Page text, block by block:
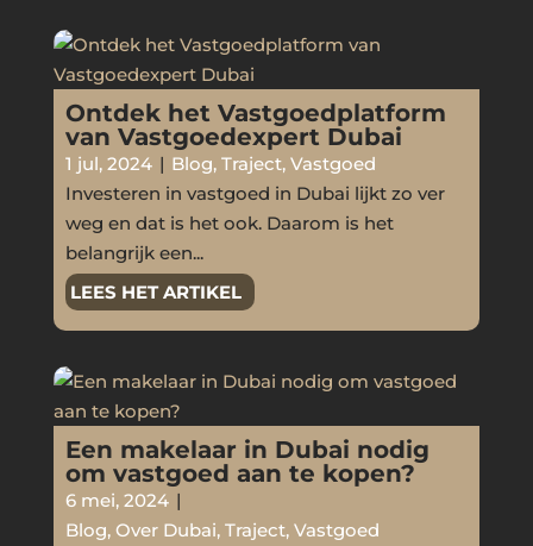
Ontdek het Vastgoedplatform
van Vastgoedexpert Dubai
1 jul, 2024 | Blog, Traject, Vastgoed
Investeren in vastgoed in Dubai lijkt zo ver
weg en dat is het ook. Daarom is het
belangrijk een...
LEES HET ARTIKEL
Een makelaar in Dubai nodig
om vastgoed aan te kopen?
6 mei, 2024 |
Blog, Over Dubai, Traject, Vastgoed